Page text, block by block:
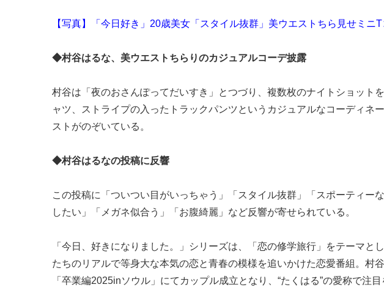
【写真】「今日好き」20歳美女「スタイル抜群」美ウエストちら見せミニ
◆村谷はるな、美ウエストちらりのカジュアルコーデ披露
村谷は「夜のおさんぽってだいすき」とつづり、複数枚のナイトショット
ャツ、ストライプの入ったトラックパンツというカジュアルなコーディネ
ストがのぞいている。
◆村谷はるなの投稿に反響
この投稿に「ついつい目がいっちゃう」「スタイル抜群」「スポーティー
したい」「メガネ似合う」「お腹綺麗」など反響が寄せられている。
「今日、好きになりました。」シリーズは、「恋の修学旅行」をテーマと
たちのリアルで等身大な本気の恋と青春の模様を追いかけた恋愛番組。村
「卒業編2025inソウル」にてカップル成立となり、“たくはる”の愛称で注